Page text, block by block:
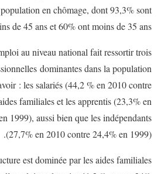
en chômage, dont 93,3% sont
de 45 ans et 60% ont moins de 35 ans.
au niveau national fait ressortir trois
dominantes dans la population
: les salariés (44,2 % en 2010 contre
familiales et les apprentis (23,3% en
1999), aussi bien que les indépendants
(27,7% en 2010 contre 24,4% en 1999).
est dominée par les aides familiales